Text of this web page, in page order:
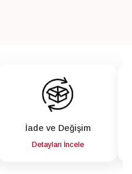
İade ve Değişim
Detayları İncele